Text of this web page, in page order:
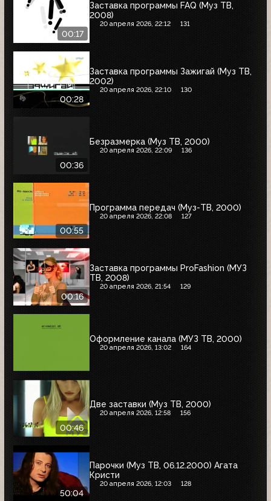
00:17
Заставка программы FAQ (Муз ТВ,
2008)
20 апреля 2026, 22:12 131
00:28
Заставка программы Зажигай (Муз ТВ,
2002)
20 апреля 2026, 22:10 130
00:36
Безразмерка (Муз ТВ, 2000)
20 апреля 2026, 22:09 136
00:55
Программа передач (Муз-ТВ, 2000)
20 апреля 2026, 22:08 127
00:16
Заставка программы ProFashion (МУЗ
ТВ, 2008)
20 апреля 2026, 21:54 129
Оформление канала (МУЗ ТВ, 2000)
20 апреля 2026, 13:02 164
00:46
Две заставки (Муз ТВ, 2000)
20 апреля 2026, 12:58 156
50:04
Парочки (Муз ТВ, 06.12.2000) Агата
Кристи
20 апреля 2026, 12:03 128